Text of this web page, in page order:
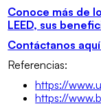
Conoce más de
LEED, sus
Contáctanos
Referencias:
https://
https://